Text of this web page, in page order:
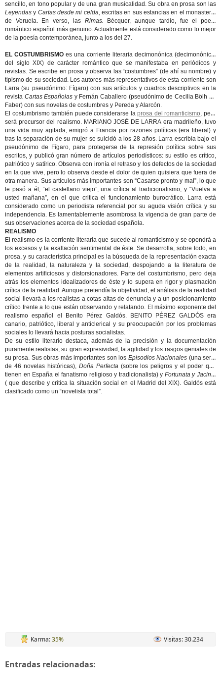
sencillo, en tono popular y de una gran musicalidad. Su obra en prosa son las
Leyendasy Cartas desde mi celda, escritas en sus estancias en el monasterio
de Veruela. En verso, las Rimas.
Bécquer, aunque tardío, fue el poeta
romántico español más genuino. Actualmente está considerado como lo mejor
de la poesía contemporánea, junto a los del 27.
EL COSTUMBRISMO es una corriente literaria decimonónica (decimonónica:
del siglo XIX) de carácter romántico que se manifestaba en periódicos y
revistas. Se escribe en prosa y observa las “costumbres” (de ahí su nombre) y
tipismo de su sociedad. Los autores más representativos de esta corriente son
Larra (su pseudónimo: Fígaro) con sus artículos y cuadros descriptivos en la
revista Cartas Españolas y Fernán Caballero (pseudónimo de Cecilia Bölh de
Faber) con sus novelas de costumbres y Pereda y Alarcón.
El costumbrismo también puede considerarse laprosa del romanticismo, pero
será precursor del realismo. MARIANO JOSÉ DE LARRA era madrileño, tuvo
una vida muy agitada, emigró a Francia por razones políticas (era liberal) y
tras la separación de su mujer se suicidó a los 28 años. Larra escribía bajo el
pseudónimo de Fígaro, para protegerse de la represión política sobre sus
escritos, y publicó gran número de artículos periodísticos: su estilo es crítico,
patriótico y satírico. Observa con ironía el retraso y los defectos de la sociedad
en la que vive, pero lo observa desde el dolor de quien quisiera que fuera de
otra manera. Sus artículos más importantes son “Casarse pronto y mal”, lo que
le pasó a él, “el castellano viejo”, una crítica al tradicionalismo, y “Vuelva a
usted mañana”, en el que critica el funcionamiento burocrático. Larra está
considerado como un periodista referencial por su aguda visión crítica y su
independencia. Es lamentablemente asombrosa la vigencia de gran parte de
sus observaciones acerca de la sociedad española.
REALISMO
El realismo es la corriente literaria que sucede al romanticismo y se opondrá a
los excesos y la exaltación sentimental de éste. Se desarrolla, sobre todo, en
prosa, y su característica principal es la búsqueda de la representación exacta
de la realidad, la naturaleza y la sociedad, despojando a la literatura de
elementos artificiosos y distorsionadores. Parte del costumbrismo, pero deja
atrás los elementos idealizadores de éste y lo supera en rigor y plasmación
crítica de la realidad. Aunque pretendía la objetividad, el análisis de la realidad
social llevará a los realistas a cotas altas de denuncia y a un posicionamiento
crítico frente a lo que están observando y relatando. El máximo exponente del
realismo español el Benito Pérez Galdós. BENITO PÉREZ GALDÓS era
canario, patriótico, liberal y anticlerical y su preocupación por los problemas
sociales lo llevará hacia posturas socialistas.
De su estilo literario destaca, además de la precisión y la documentación
puramente realistas, su gran expresividad, la agilidad y los rasgos geniales de
su prosa. Sus obras más importantes son los Episodios Nacionales (una serie
de 46 novelas históricas), Doña Perfecta (sobre los peligros y el poder que
tienen en España el fanatismo religioso y tradicionalista) y Fortunata y Jacinta
( que describe y critica la situación social en el Madrid del XIX). Galdós está
clasificado como un “novelista total”.
Karma:35% Visitas: 30.234
Entradas relacionadas: